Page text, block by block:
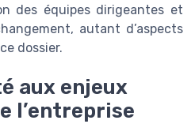
des équipes dirigeantes et
autant d’aspects
dossier.
aux enjeux
l’entreprise